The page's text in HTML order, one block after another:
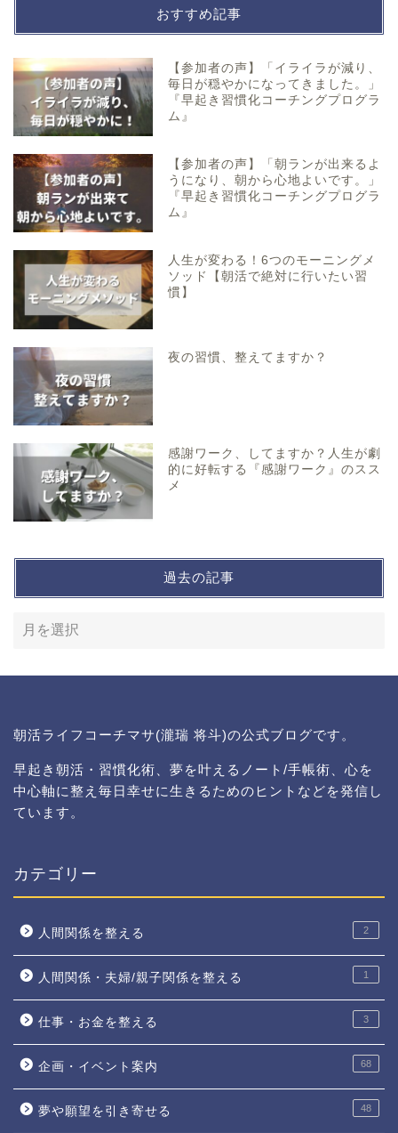
おすすめ記事
【参加者の声】「イライラが減り、
毎日が穏やかになってきました。」
『早起き習慣化コーチングプログラ
ム』
【参加者の声】「朝ランが出来るよ
うになり、朝から心地よいです。」
『早起き習慣化コーチングプログラ
ム』
人生が変わる！6つのモーニングメ
ソッド【朝活で絶対に行いたい習
慣】
夜の習慣、整えてますか？
感謝ワーク、してますか？人生が劇
的に好転する『感謝ワーク』のスス
メ
過去の記事
朝活ライフコーチマサ(瀧瑞 将斗)の公式ブログです。
早起き朝活・習慣化術、夢を叶えるノート/手帳術、心を
中心軸に整え毎日幸せに生きるためのヒントなどを発信し
ています。
カテゴリー
人間関係を整える 2
人間関係・夫婦/親子関係を整える 1
仕事・お金を整える 3
企画・イベント案内 68
夢や願望を引き寄せる 48